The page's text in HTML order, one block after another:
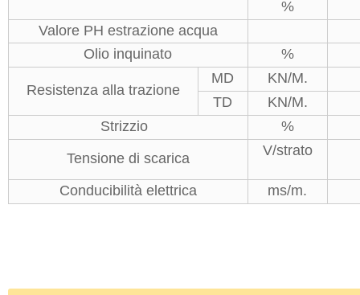
%
Valore PH estrazione acqua
Olio inquinato
%
Resistenza alla trazione
MD
KN/M.
TD
KN/M.
Strizzio
%
Tensione di scarica
V/strato
Conducibilità elettrica ms/m.